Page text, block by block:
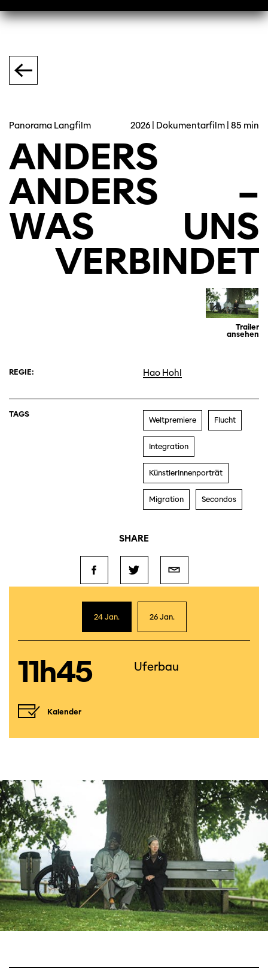
Panorama Langfilm 2026 | Dokumentarfilm | 85 min
ANDERS
ANDERS –
WAS UNS
VERBINDET
Trailer
ansehen
REGIE: Hao Hohl
TAGS
Weltpremiere Flucht
Integration
KünstlerInnenporträt
Migration Secondos
SHARE
24 Jan. 26 Jan.
11h45 Uferbau
Kalender